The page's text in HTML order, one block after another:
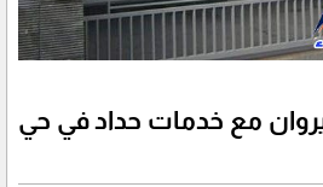
مع خدمات حداد في حي